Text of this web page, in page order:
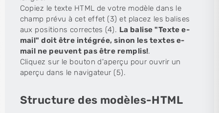
Copiez le texte HTML de votre modèle dans le
champ prévu à cet effet (3) et placez les balises
aux positions correctes (4). La balise "Texte e-
mail" doit être intégrée, sinon les textes e-
mail ne peuvent pas être remplis!.
Cliquez sur le bouton d'aperçu pour ouvrir un
aperçu dans le navigateur (5).
Structure des modèles-HTML